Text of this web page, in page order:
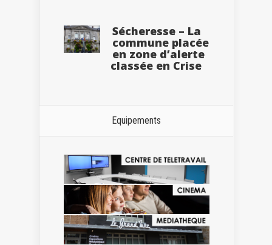
Sécheresse – La
commune placée
en zone d’alerte
classée en Crise
Equipements